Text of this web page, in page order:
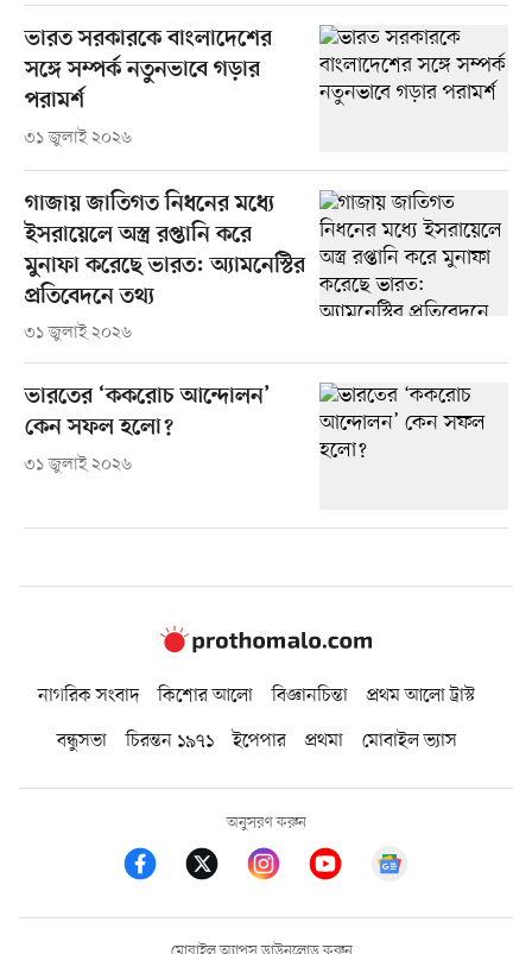
ভারত সরকারকে বাংলাদেশের
সঙ্গে সম্পর্ক নতুনভাবে গড়ার
পরামর্শ
৩১ জুলাই ২০২৬
গাজায় জাতিগত নিধনের মধ্যে
ইসরায়েলে অস্ত্র রপ্তানি করে
মুনাফা করেছে ভারত: অ্যামনেস্টির
প্রতিবেদনে তথ্য
৩১ জুলাই ২০২৬
ভারতের ‘ককরোচ আন্দোলন’
কেন সফল হলো?
৩১ জুলাই ২০২৬
নাগরিক সংবাদ কিশোর আলো বিজ্ঞানচিন্তা
প্রথম আলো ট্রাস্ট
বন্ধুসভা
চিরন্তন ১৯৭১ ইপেপার প্রথমা মোবাইল ভ্যাস
অনুসরণ করুন